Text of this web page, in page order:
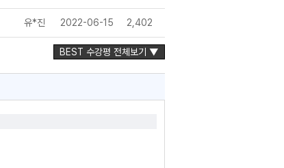
유*진 2022-06-15 2,402
BEST 수강평 전체보기 ▼